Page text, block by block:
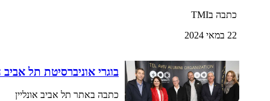
כתבה בTMI
22 במאי 2024
בוגרי אוניברסיטת תל
כתבה באתר תל אביב אונליין